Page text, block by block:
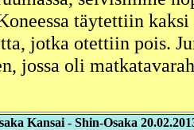
täytettiin kaksi
jotka otettiin pois.
jossa oli
Kansai - Shin-Osaka